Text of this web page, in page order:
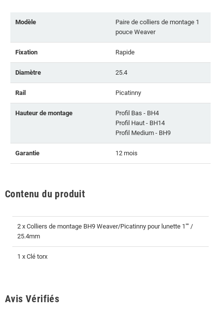
Modèle
Paire de colliers de montage 1
pouce Weaver
Fixation Rapide
Diamètre 25.4
Rail Picatinny
Hauteur de montage
Profil Bas - BH4
Profil Haut - BH14
Profil Medium - BH9
Garantie 12 mois
Contenu du produit
2 x Colliers de montage BH9 Weaver/Picatinny pour lunette 1"" /
25.4mm
1 x Clé torx
Avis Vérifiés